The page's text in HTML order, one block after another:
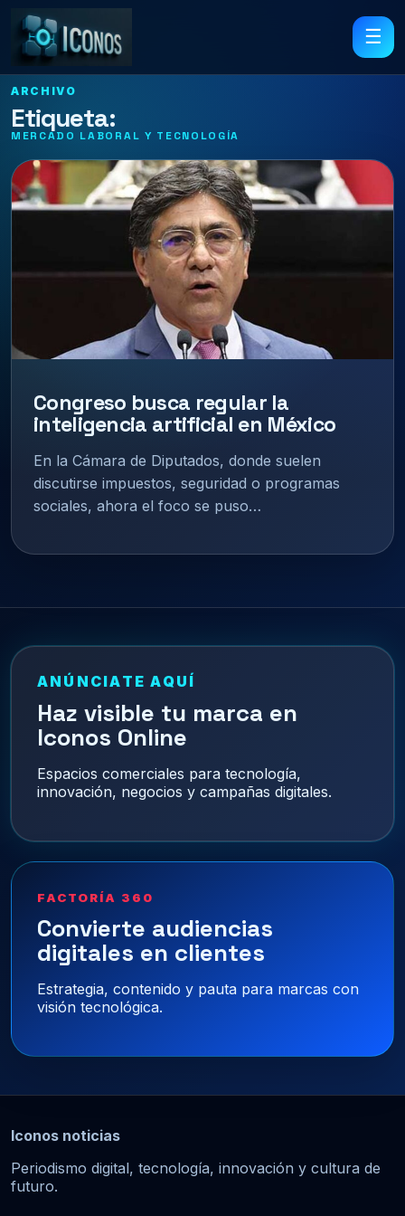
☰
ARCHIVO
Etiqueta:
MERCADO LABORAL Y TECNOLOGÍA
Congreso busca regular la
inteligencia artificial en México
En la Cámara de Diputados, donde suelen
discutirse impuestos, seguridad o programas
sociales, ahora el foco se puso…
ANÚNCIATE AQUÍ
Haz visible tu marca en
Iconos Online
Espacios comerciales para tecnología,
innovación, negocios y campañas digitales.
FACTORÍA 360
Convierte audiencias
digitales en clientes
Estrategia, contenido y pauta para marcas con
visión tecnológica.
Iconos noticias
Periodismo digital, tecnología, innovación y cultura de
futuro.